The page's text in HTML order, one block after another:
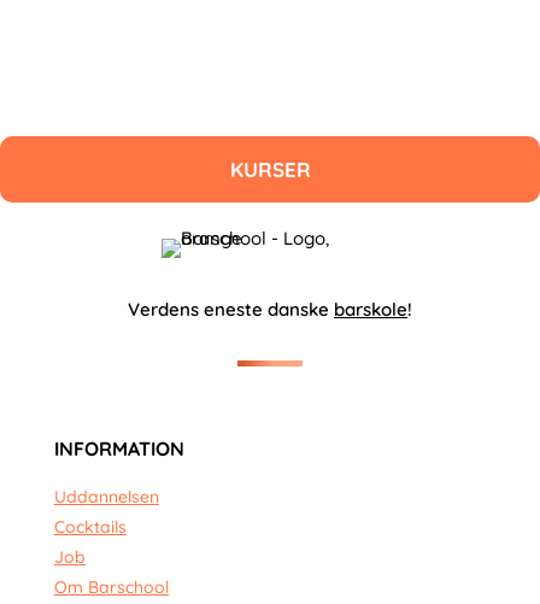
KURSER
Verdens eneste danske barskole!
INFORMATION
Uddannelsen
Cocktails
Job
Om Barschool